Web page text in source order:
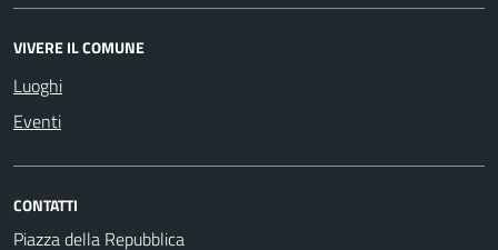
VIVERE IL COMUNE
Luoghi
Eventi
CONTATTI
Piazza della Repubblica